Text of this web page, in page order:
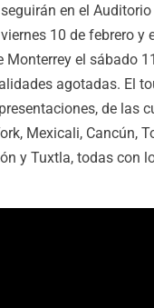
en el
10 de febrero y
Monterrey el sábado
agotadas. El
de las
Mexicali, Cancún,
y Tuxtla, todas con